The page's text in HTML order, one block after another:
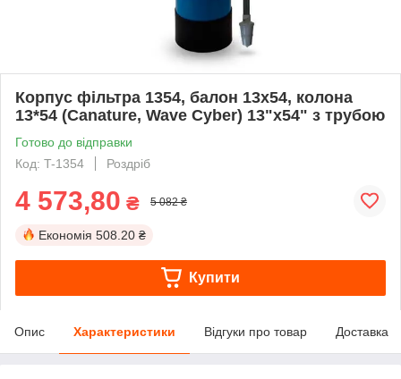
Корпус фільтра 1354, балон 13х54, колона
13*54 (Canature, Wave Cyber) 13"х54" з трубою
Готово до відправки
Код: T-1354
Роздріб
4 573,80 ₴ 5 082 ₴
Економія 508.20 ₴
Купити
Опис Характеристики Відгуки про товар Доставка